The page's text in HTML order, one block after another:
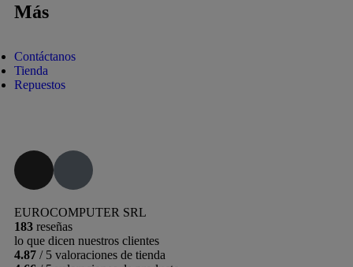
Más
Contáctanos
Tienda
Repuestos
EUROCOMPUTER SRL
183 reseñas
lo que dicen nuestros clientes
4.87 / 5 valoraciones de tienda